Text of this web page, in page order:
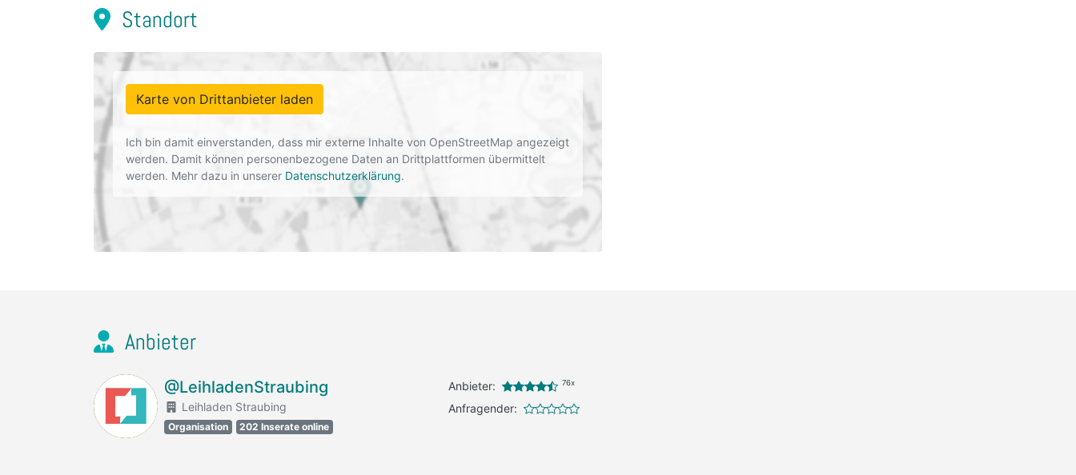
Standort
Karte von Drittanbieter laden
Ich bin damit einverstanden, dass mir externe Inhalte von OpenStreetMap angezeigt
werden. Damit können personenbezogene Daten an Drittplattformen übermittelt
werden. Mehr dazu in unserer Datenschutzerklärung.
Anbieter
@LeihladenStraubing
Leihladen Straubing
Organisation 202 Inserate online
Anbieter: 76x
Anfragender: